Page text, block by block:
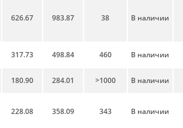
626.67 983.87 38 В наличии
317.73 498.84 460 В наличии
180.90 284.01 >1000 В наличии
228.08 358.09 343 В наличии